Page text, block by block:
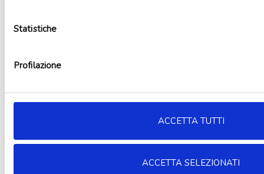
Statistiche
Profilazione
ACCETTA TUTTI
ACCETTA SELEZIONATI